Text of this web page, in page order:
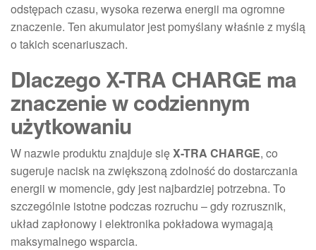
odstępach czasu, wysoka rezerwa energii ma ogromne
znaczenie. Ten akumulator jest pomyślany właśnie z myślą
o takich scenariuszach.
Dlaczego X-TRA CHARGE ma
znaczenie w codziennym
użytkowaniu
W nazwie produktu znajduje sięX-TRA CHARGE, co
sugeruje nacisk na zwiększoną zdolność do dostarczania
energii w momencie, gdy jest najbardziej potrzebna. To
szczególnie istotne podczas rozruchu – gdy rozrusznik,
układ zapłonowy i elektronika pokładowa wymagają
maksymalnego wsparcia.